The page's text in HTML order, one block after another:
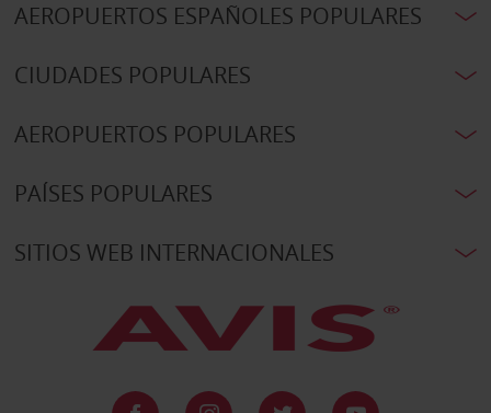
AEROPUERTOS ESPAÑOLES POPULARES
CIUDADES POPULARES
AEROPUERTOS POPULARES
PAÍSES POPULARES
SITIOS WEB INTERNACIONALES